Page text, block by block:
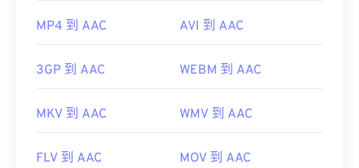
MP4 到 AAC AVI 到 AAC
3GP 到 AAC WEBM 到 AAC
MKV 到 AAC WMV 到 AAC
FLV 到 AAC MOV 到 AAC